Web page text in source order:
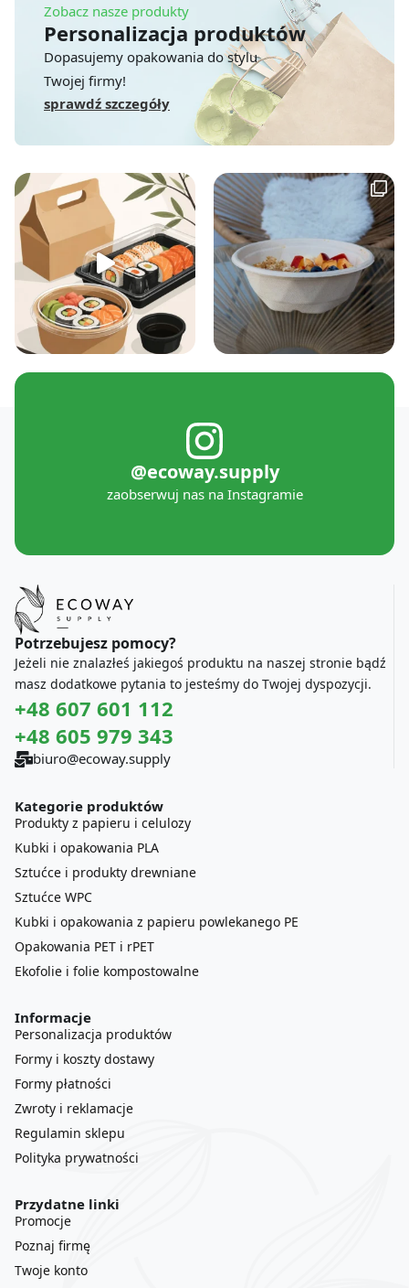
Zobacz nasze produkty
Personalizacja produktów
Dopasujemy opakowania do stylu
Twojej firmy!
sprawdź szczegóły
@ecoway.supply
zaobserwuj nas na Instagramie
Potrzebujesz pomocy?
Jeżeli nie znalazłeś jakiegoś produktu na naszej stronie bądź
masz dodatkowe pytania to jesteśmy do Twojej dyspozycji.
+48 607 601 112
+48 605 979 343
biuro@ecoway.supply
Kategorie produktów
Produkty z papieru i celulozy
Kubki i opakowania PLA
Sztućce i produkty drewniane
Sztućce WPC
Kubki i opakowania z papieru powlekanego PE
Opakowania PET i rPET
Ekofolie i folie kompostowalne
Informacje
Personalizacja produktów
Formy i koszty dostawy
Formy płatności
Zwroty i reklamacje
Regulamin sklepu
Polityka prywatności
Przydatne linki
Promocje
Poznaj firmę
Twoje konto